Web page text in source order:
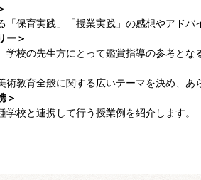
「保育実践」「授業実践」の感想やアドバ
ー＞
学校の先生方にとって鑑賞指導の参考とな
術教育全般に関する広いテーマを決め、
＞
学校と連携して行う授業例を紹介します。